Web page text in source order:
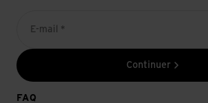
E-mail *
Continuer
FAQ